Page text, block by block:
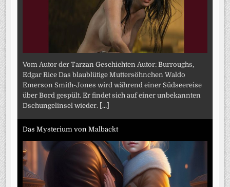
Vom Autor der Tarzan Geschichten Autor: Burroughs,
Edgar Rice Das blaublütige Muttersöhnchen Waldo
Emerson Smith-Jones wird während einer Südseereise
über Bord gespült. Er findet sich auf einer unbekannten
Dschungelinsel wieder. [...]
Das Mysterium von Malbackt